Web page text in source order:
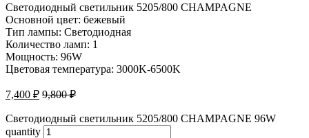
Светодиодный светильник 5205/800 CHAMPAGNE
Основной цвет: бежевый
Тип лампы: Светодиодная
Количество ламп: 1
Мощность: 96W
Цветовая температура: 3000K-6500K
7,400 ₽ 9,800₽
Светодиодный светильник 5205/800 CHAMPAGNE 96W
quantity